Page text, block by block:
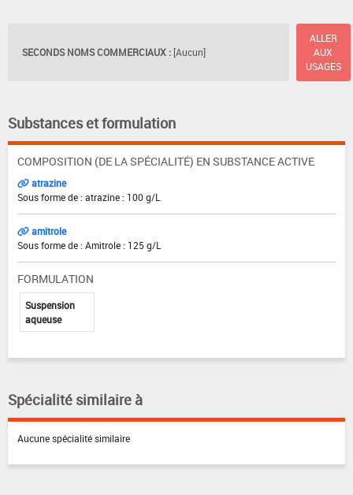
SECONDS NOMS COMMERCIAUX : [Aucun]
ALLER
AUX
USAGES
Substances et formulation
COMPOSITION (DE LA SPÉCIALITÉ) EN SUBSTANCE ACTIVE
atrazine
Sous forme de : atrazine : 100 g/L
amitrole
Sous forme de : Amitrole : 125 g/L
FORMULATION
Suspension
aqueuse
Spécialité similaire à
Aucune spécialité similaire